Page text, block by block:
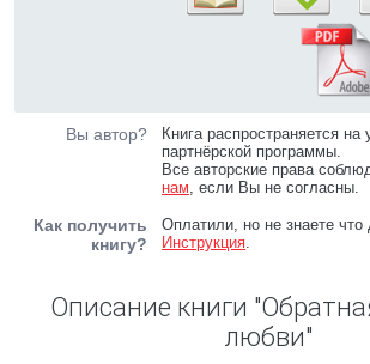
Вы автор?
Книга распространяется на
партнёрской программы.
Все авторские права
нам, если Вы не согласны.
Как получить
книгу?
Оплатили, но не знаете
Инструкция.
Описание книги
любви"